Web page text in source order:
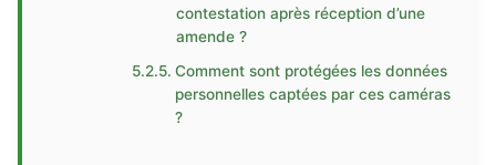
contestation après réception d’une
amende ?
Comment sont protégées les données
personnelles captées par ces caméras
?